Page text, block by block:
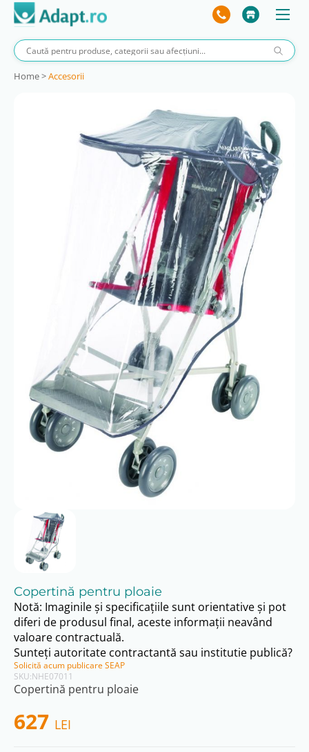
Home>Accesorii
SKU:NHE07011
Copertină pentru ploaie
Copertină pentru ploaie
627 LEI
Notă: Imaginile și specificațiile sunt orientative și pot
diferi de produsul final, aceste informații neavând
valoare contractuală.
Sunteți autoritate contractantă sau institutie publică?
Solicită acum publicare SEAP